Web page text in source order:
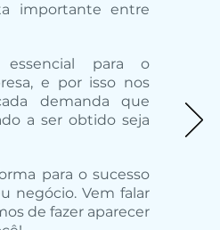
importante entre
para o
e por isso nos
demanda que
a ser obtido seja
para o sucesso
negócio. Vem falar
de fazer aparecer